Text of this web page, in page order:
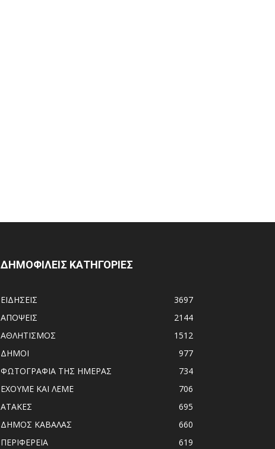
ΔΗΜΟΦΙΛΕΙΣ ΚΑΤΗΓΟΡΙΕΣ
ΕΙΔΗΣΕΙΣ
3697
ΑΠΟΨΕΙΣ
2144
ΑΘΛΗΤΙΣΜΟΣ
1512
ΔΗΜΟΙ
977
ΦΩΤΟΓΡΑΦΙΑ ΤΗΣ ΗΜΕΡΑΣ
734
ΕΧΟΥΜΕ ΚΑΙ ΛΕΜΕ
706
ΑΤΑΚΕΣ
695
ΔΗΜΟΣ ΚΑΒΑΛΑΣ
660
ΠΕΡΙΦΕΡΕΙΑ
619